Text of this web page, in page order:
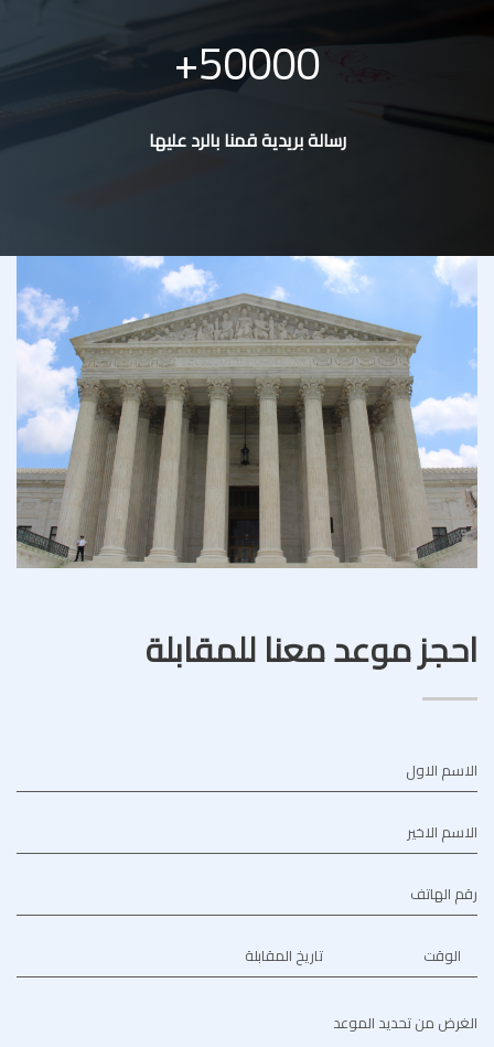
50000
رسالة بريدية قمنا بالرد عليها
احجز موعد معنا للمقابلة
الاسم الاول
الاسم الاخير
رقم الهاتف
تاريخ المقابلة الوقت
الغرض من تحديد الموعد